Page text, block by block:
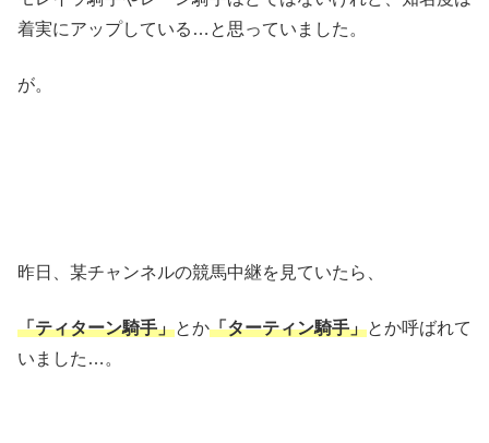
着実にアップしている…と思っていました。
が。
昨日、某チャンネルの競馬中継を見ていたら、
「ティターン騎手」とか「ターティン騎手」とか呼ばれて
いました…。